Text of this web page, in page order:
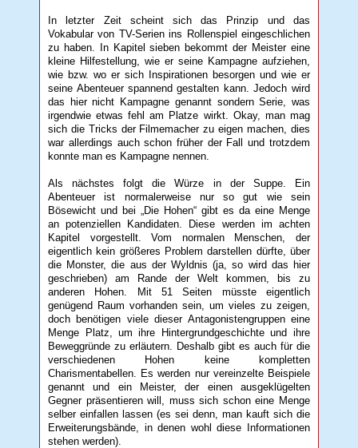
In letzter Zeit scheint sich das Prinzip und das
Vokabular von TV-Serien ins Rollenspiel eingeschlichen
zu haben. In Kapitel sieben bekommt der Meister eine
kleine Hilfestellung, wie er seine Kampagne aufziehen,
wie bzw. wo er sich Inspirationen besorgen und wie er
seine Abenteuer spannend gestalten kann. Jedoch wird
das hier nicht Kampagne genannt sondern Serie, was
irgendwie etwas fehl am Platze wirkt. Okay, man mag
sich die Tricks der Filmemacher zu eigen machen, dies
war allerdings auch schon früher der Fall und trotzdem
konnte man es Kampagne nennen.
Als nächstes folgt die Würze in der Suppe. Ein
Abenteuer ist normalerweise nur so gut wie sein
Bösewicht und bei „Die Hohen“ gibt es da eine Menge
an potenziellen Kandidaten. Diese werden im achten
Kapitel vorgestellt. Vom normalen Menschen, der
eigentlich kein größeres Problem darstellen dürfte, über
die Monster, die aus der Wyldnis (ja, so wird das hier
geschrieben) am Rande der Welt kommen, bis zu
anderen Hohen. Mit 51 Seiten müsste eigentlich
genügend Raum vorhanden sein, um vieles zu zeigen,
doch benötigen viele dieser Antagonistengruppen eine
Menge Platz, um ihre Hintergrundgeschichte und ihre
Beweggründe zu erläutern. Deshalb gibt es auch für die
verschiedenen Hohen keine kompletten
Charismentabellen. Es werden nur vereinzelte Beispiele
genannt und ein Meister, der einen ausgeklügelten
Gegner präsentieren will, muss sich schon eine Menge
selber einfallen lassen (es sei denn, man kauft sich die
Erweiterungsbände, in denen wohl diese Informationen
stehen werden).